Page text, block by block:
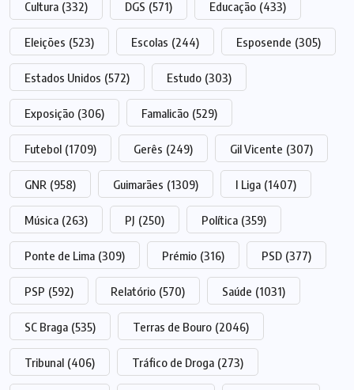
Cultura (332) DGS (571) Educação (433)
Eleições (523) Escolas (244) Esposende (305)
Estados Unidos (572) Estudo (303)
Exposição (306) Famalicão (529)
Futebol (1709) Gerês (249) Gil Vicente (307)
GNR (958) Guimarães (1309) I Liga (1407)
Música (263) PJ (250) Política (359)
Ponte de Lima (309) Prémio (316) PSD (377)
PSP (592) Relatório (570) Saúde (1031)
SC Braga (535) Terras de Bouro (2046)
Tribunal (406) Tráfico de Droga (273)